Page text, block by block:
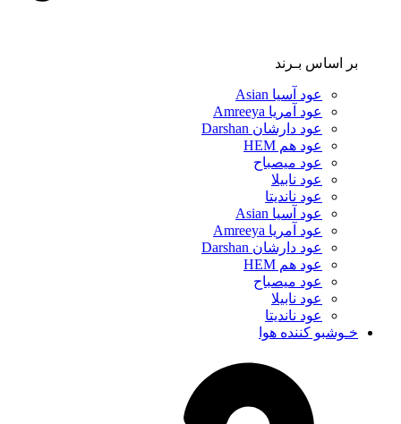
بر اساس بـرند
عود آسیا Asian
عود آمریا Amreeya
عود دارشان Darshan
عود هم HEM
عود میصباح
عود نابیلا
عود ناندیتا
عود آسیا Asian
عود آمریا Amreeya
عود دارشان Darshan
عود هم HEM
عود میصباح
عود نابیلا
عود ناندیتا
خـوشبو کننده هوا